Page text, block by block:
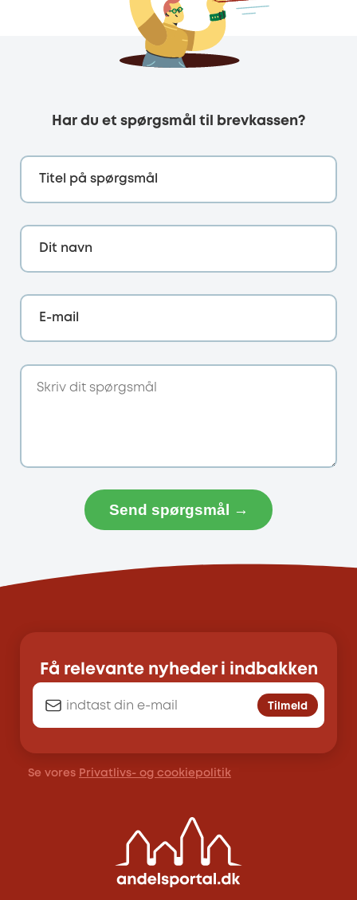
Har du et spørgsmål til brevkassen?
Titel på spørgsmål
Dit navn
E-mail
Send spørgsmål →
Få relevante nyheder i indbakken
Tilmeld
Se vores Privatlivs- og cookiepolitik